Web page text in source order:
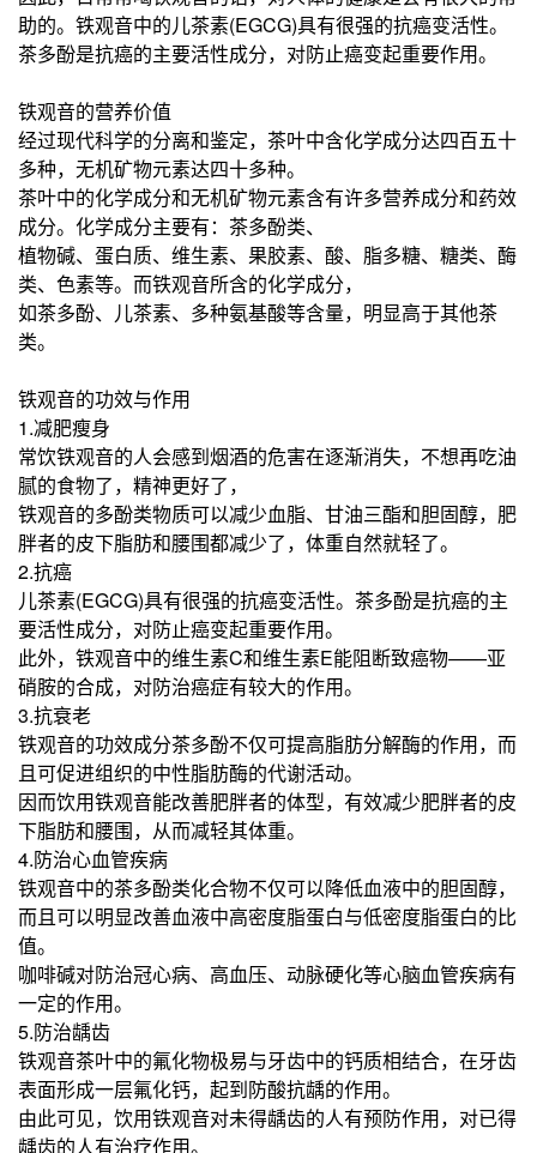
助的。铁观音中的儿茶素(EGCG)具有很强的抗癌变活性。
茶多酚是抗癌的主要活性成分，对防止癌变起重要作用。
铁观音的营养价值
经过现代科学的分离和鉴定，茶叶中含化学成分达四百五十
多种，无机矿物元素达四十多种。
茶叶中的化学成分和无机矿物元素含有许多营养成分和药效
成分。化学成分主要有：茶多酚类、
植物碱、蛋白质、维生素、果胶素、酸、脂多糖、糖类、酶
类、色素等。而铁观音所含的化学成分，
如茶多酚、儿茶素、多种氨基酸等含量，明显高于其他茶
类。
铁观音的功效与作用
1.减肥瘦身
常饮铁观音的人会感到烟酒的危害在逐渐消失，不想再吃油
腻的食物了，精神更好了，
铁观音的多酚类物质可以减少血脂、甘油三酯和胆固醇，肥
胖者的皮下脂肪和腰围都减少了，体重自然就轻了。
2.抗癌
儿茶素(EGCG)具有很强的抗癌变活性。茶多酚是抗癌的主
要活性成分，对防止癌变起重要作用。
此外，铁观音中的维生素C和维生素E能阻断致癌物——亚
硝胺的合成，对防治癌症有较大的作用。
3.抗衰老
铁观音的功效成分茶多酚不仅可提高脂肪分解酶的作用，而
且可促进组织的中性脂肪酶的代谢活动。
因而饮用铁观音能改善肥胖者的体型，有效减少肥胖者的皮
下脂肪和腰围，从而减轻其体重。
4.防治心血管疾病
铁观音中的茶多酚类化合物不仅可以降低血液中的胆固醇，
而且可以明显改善血液中高密度脂蛋白与低密度脂蛋白的比
值。
咖啡碱对防治冠心病、高血压、动脉硬化等心脑血管疾病有
一定的作用。
5.防治龋齿
铁观音茶叶中的氟化物极易与牙齿中的钙质相结合，在牙齿
表面形成一层氟化钙，起到防酸抗龋的作用。
由此可见，饮用铁观音对未得龋齿的人有预防作用，对已得
龋齿的人有治疗作用。